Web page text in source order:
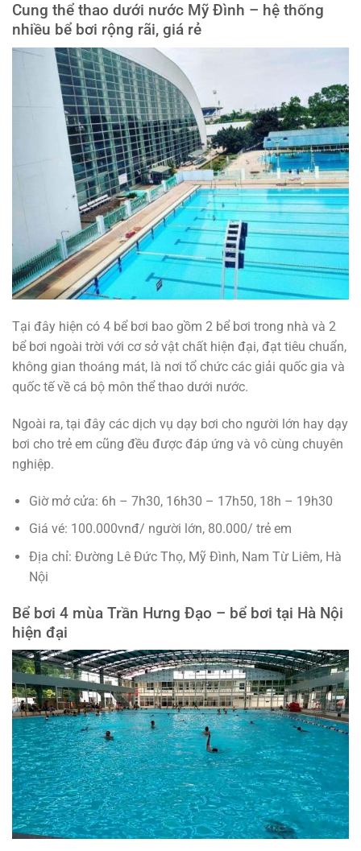
Cung thể thao dưới nước Mỹ Đình – hệ thống
nhiều bể bơi rộng rãi, giá rẻ
Tại đây hiện có 4 bể bơi bao gồm 2 bể bơi trong nhà và 2
bể bơi ngoài trời với cơ sở vật chất hiện đại, đạt tiêu chuẩn,
không gian thoáng mát, là nơi tổ chức các giải quốc gia và
quốc tế về cá bộ môn thể thao dưới nước.
Ngoài ra, tại đây các dịch vụ dạy bơi cho người lớn hay dạy
bơi cho trẻ em cũng đều được đáp ứng và vô cùng chuyên
nghiệp.
Giờ mở cửa: 6h – 7h30, 16h30 – 17h50, 18h – 19h30
Giá vé: 100.000vnđ/ người lớn, 80.000/ trẻ em
Địa chỉ: Đường Lê Đức Thọ, Mỹ Đình, Nam Từ Liêm, Hà
Nội
Bể bơi 4 mùa Trần Hưng Đạo – bể bơi tại Hà Nội
hiện đại